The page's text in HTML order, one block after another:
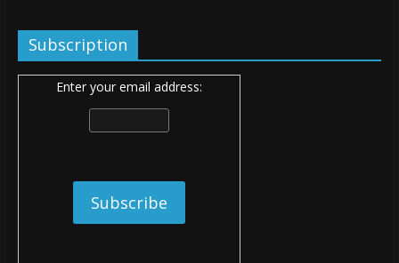
Subscription
Enter your email address: